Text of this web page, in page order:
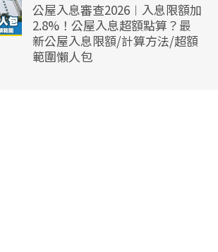
公屋入息審查2026︱入息限額加
2.8%！公屋入息超額點算？最
新公屋入息限額/計算方法/超額
範圍懶人包